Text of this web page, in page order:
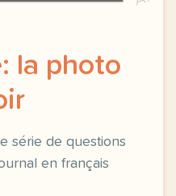
la photo
série de questions
en français